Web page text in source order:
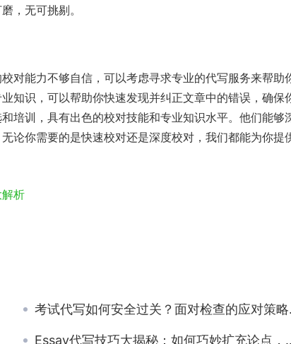
，无可挑剔。
对能力不够自信，可以考虑寻求专业的代写服务来帮助
知识，可以帮助你快速发现并纠正文章中的错误，确保
培训，具有出色的校对技能和专业知识水平。他们能够
论你需要的是快速校对还是深度校对，我们都能为你提
析
考试代写如何安全过关？面对检查的应对策略与技巧
Essay代写技巧大揭秘：如何巧妙扩充论点，让文章更丰满有力